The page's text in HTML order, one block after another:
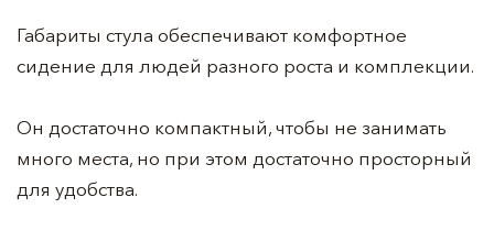
Габариты стула обеспечивают комфортное
сидение для людей разного роста и комплекции.
Он достаточно компактный, чтобы не занимать
много места, но при этом достаточно просторный
для удобства.